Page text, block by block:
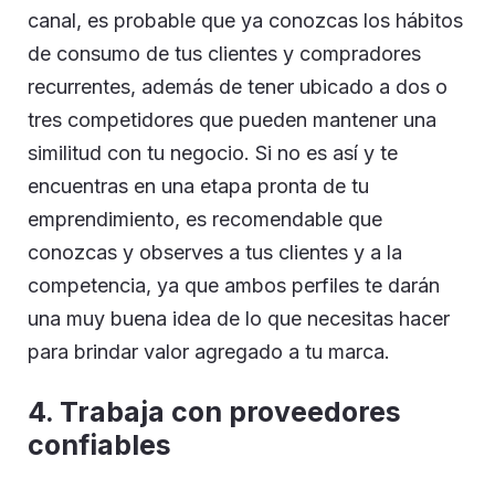
canal, es probable que ya conozcas los hábitos
de consumo de tus clientes y compradores
recurrentes, además de tener ubicado a dos o
tres competidores que pueden mantener una
similitud con tu negocio. Si no es así y te
encuentras en una etapa pronta de tu
emprendimiento, es recomendable que
conozcas y observes a tus clientes y a la
competencia, ya que ambos perfiles te darán
una muy buena idea de lo que necesitas hacer
para brindar valor agregado a tu marca.
4. Trabaja con proveedores
confiables